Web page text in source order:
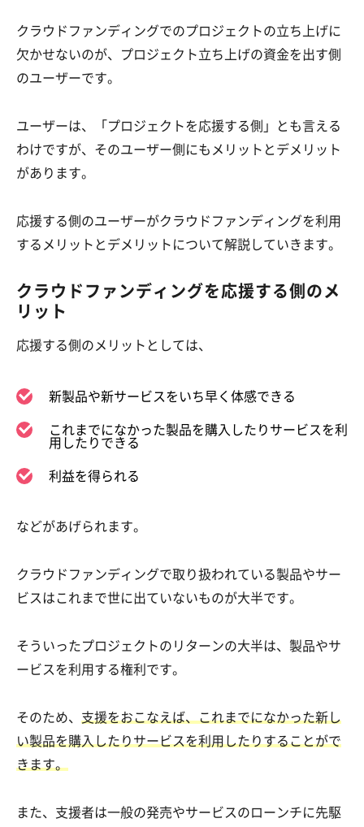
クラウドファンディングでのプロジェクトの立ち上げに
欠かせないのが、プロジェクト立ち上げの資金を出す側
のユーザーです。
ユーザーは、「プロジェクトを応援する側」とも言える
わけですが、そのユーザー側にもメリットとデメリット
があります。
応援する側のユーザーがクラウドファンディングを利用
するメリットとデメリットについて解説していきます。
クラウドファンディングを応援する側のメ
リット
応援する側のメリットとしては、
新製品や新サービスをいち早く体感できる
これまでになかった製品を購入したりサービスを利
用したりできる
利益を得られる
などがあげられます。
クラウドファンディングで取り扱われている製品やサー
ビスはこれまで世に出ていないものが大半です。
そういったプロジェクトのリターンの大半は、製品やサ
ービスを利用する権利です。
そのため、 支援をおこなえば、これまでになかった新し
い製品を購入したりサービスを利用したりすることがで
きます。
また、支援者は一般の発売やサービスのローンチに先駆